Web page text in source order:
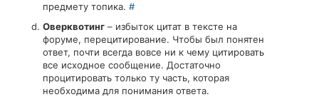
предмету топика. #
Оверквотинг – избыток цитат в тексте на
форуме, перецитирование. Чтобы был понятен
ответ, почти всегда вовсе ни к чему цитировать
все исходное сообщение. Достаточно
процитировать только ту часть, которая
необходима для понимания ответа.